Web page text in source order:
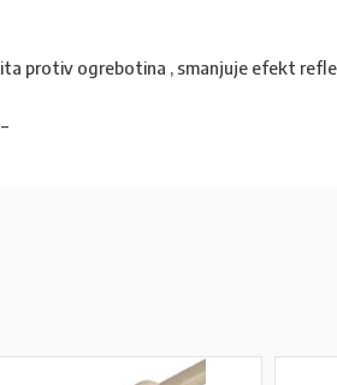
protiv ogrebotina , smanjuje efekt